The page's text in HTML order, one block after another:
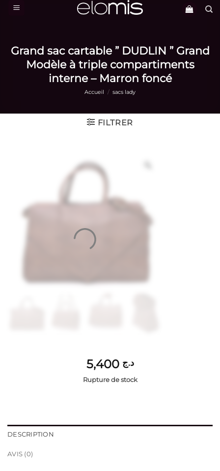
Passer
Grand sac cartable ” DUDLIN ” Grand
Modèle à triple compartiments
interne – Marron foncé
Accueil / sacs lady
FILTRER
د.ج 5,400
Rupture de stock
DESCRIPTION
AVIS (0)